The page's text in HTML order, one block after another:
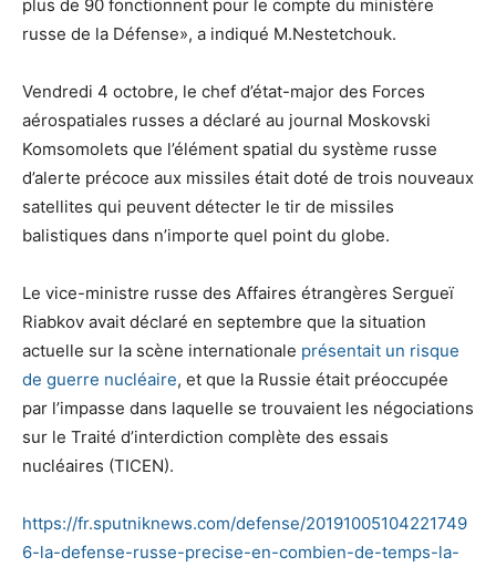
plus de 90 fonctionnent pour le compte du ministère
russe de la Défense», a indiqué M.Nestetchouk.
Vendredi 4 octobre, le chef d’état-major des Forces
aérospatiales russes a déclaré au journal Moskovski
Komsomolets que l’élément spatial du système russe
d’alerte précoce aux missiles était doté de trois nouveaux
satellites qui peuvent détecter le tir de missiles
balistiques dans n’importe quel point du globe.
Le vice-ministre russe des Affaires étrangères Sergueï
Riabkov avait déclaré en septembre que la situation
actuelle sur la scène internationale présentait un risque
de guerre nucléaire, et que la Russie était préoccupée
par l’impasse dans laquelle se trouvaient les négociations
sur le Traité d’interdiction complète des essais
nucléaires (TICEN).
https://fr.sputniknews.com/defense/20191005104221749
6-la-defense-russe-precise-en-combien-de-temps-la-